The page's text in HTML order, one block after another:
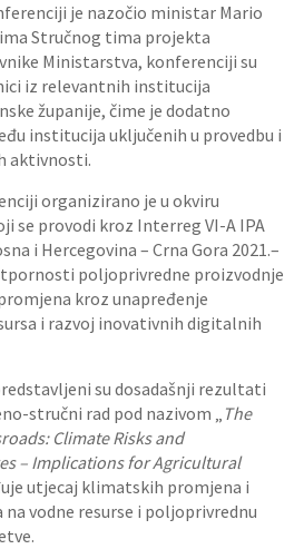
je nazočio ministar Mario
Stručnog tima projekta
Ministarstva, konferenciji su
iz relevantnih institucija
županije, čime je dodatno
institucija uključenih u provedbu i
aktivnosti.
organizirano je u okviru
se provodi kroz Interreg VI-A IPA
i Hercegovina – Crna Gora 2021.–
poljoprivredne proizvodnje
kroz unapređenje
i razvoj inovativnih digitalnih
su dosadašnji rezultati
stručni rad pod nazivom „ The
Climate Risks and
– Implications for Agricultural
utjecaj klimatskih promjena i
vodne resurse i poljoprivrednu